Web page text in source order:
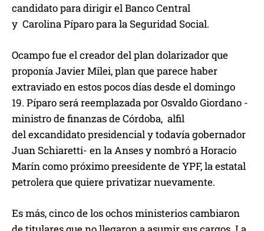
candidato para dirigir el Banco Central
y Carolina Píparo para la Seguridad Social.
Ocampo fue el creador del plan dolarizador que
proponía Javier Milei, plan que parece haber
extraviado en estos pocos días desde el domingo
19. Píparo será reemplazada por Osvaldo Giordano -
ministro de finanzas de Córdoba, alfil
del excandidato presidencial y todavía gobernador
Juan Schiaretti- en la Anses y nombró a Horacio
Marín como próximo preesidente de YPF, la estatal
petrolera que quiere privatizar nuevamente.
Es más, cinco de los ochos ministerios cambiaron